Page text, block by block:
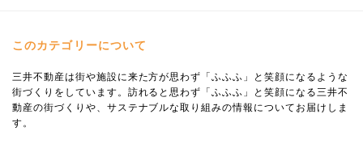
このカテゴリーについて
三井不動産は街や施設に来た方が思わず「ふふふ」と笑顔になるような
街づくりをしています。訪れると思わず「ふふふ」と笑顔になる三井不
動産の街づくりや、サステナブルな取り組みの情報についてお届けしま
す。